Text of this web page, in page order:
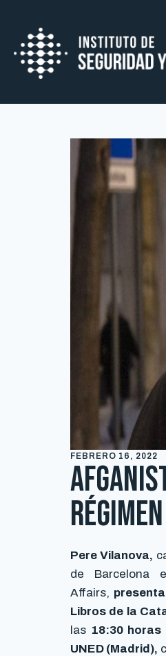
FEBRERO 16, 2022
Pere Vilanova,
de Barcelona
Affairs,
Libros de la
las 18:30 horas
UNED (Madrid),